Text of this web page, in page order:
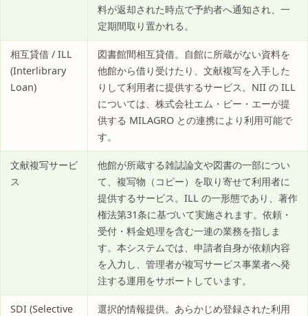
料が返却された時点で予約者へ通知され、一
定期間取り置かれる。
相互貸借 / ILL
(Interlibrary
Loan)
図書館間相互貸借。自館に所蔵がない資料を
他館から借り受けたり、文献複写を入手した
りして利用者に提供するサービス。NII の ILL
については、株式会社エム・ビー・エーが提
供する MILAGRO との連携により利用可能で
す。
文献複写サービ
ス
他館が所蔵する雑誌論文や図書の一部につい
て、複写物（コピー）を取り寄せて利用者に
提供するサービス。ILL の一形態であり、著作
権法第31条に基づいて実施されます。依頼・
受付・料金処理を含む一連の業務を指しま
す。本システムでは、申請者自身が依頼内容
を入力し、管理者が複写サービス事業者へ発
注する運用をサポートしています。
SDI (Selective
選択的情報提供。あらかじめ登録された利用